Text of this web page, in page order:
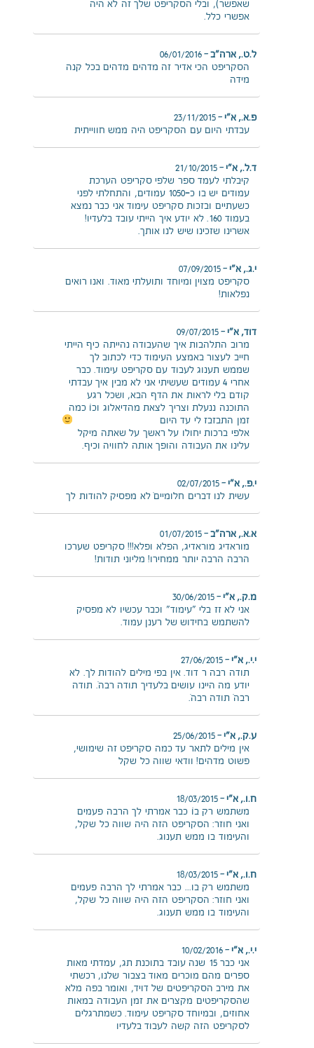
שאפשר), ובלי הסקריפט שלך זה לא היה
אפשרי כלל.
ל.ט., ארה"ב–
06/01/2016
הסקריפט הכי אדיר זה מדהים מדהים בכל קנה
מידה
פ.א., א"י–
23/11/2015
עבדתי היום עם הסקריפט היה ממש חווייתית
ד.ל., א"י–
21/10/2015
קיבלתי לעמד ספר שלפי סקריפט הערכת
עמודים יש בו כ-1050 עמודים, והתחלתי לפני
כשעתיים ובזכות סקריפט עימוד אני כבר נמצא
בעמוד 160. לא יודע איך הייתי עובד בלעדיו!
אשרינו שזכינו שיש לנו אותך.
י.ג., א"י–
07/09/2015
סקריפט מצוין ומיוחד ותועלתי מאוד. ואנו רואים
נפלאות!
דוד, א"י–
09/07/2015
מרוב התלהבות איך שהעבודה נהייתה כיף הייתי
חייב לעצור באמצע העימוד כדי לכתוב לך
שממש תענוג לעבוד עם סקריפט עימוד. כבר
אחרי 4 עמודים שעשיתי אני לא מבין איך עבדתי
קודם בלי לראות את הדף הבא, ושכל רגע
התוכנה ננעלת וצריך לצאת מהדיאלוג וכו… כמה
זמן התבזבז לי עד היום
אלפי ברכות יחולו על ראשך על שאתה מיקל
עלינו את העבודה והופך אותה לחוויה וכיף.
י.פ., א"י–
02/07/2015
עשית לנו דברים חלומיים… לא מפסיק להודות לך​
א.א., ארה"ב–
01/07/2015
מוראדיג מוראדיג, הפלא ופלא!!! סקריפט שערכו
הרבה הרבה יותר ממחירו! מליוני תודות!
מ.ק., א"י–
30/06/2015
אני לא זז בלי "עימוד" וכבר עכשיו לא מפסיק
להשתמש בחידוש של רענן עמוד.
י.י., א"י–
27/06/2015
תודה רבה ר דוד. אין בפי מילים להודות לך. לא
יודע מה היינו עושים בלעדיך תודה רבה…. תודה
רבה… תודה רבה….
ע.ק., א"י–
25/06/2015
אין מילים לתאר עד כמה סקריפט זה שימושי,
פשוט מדהים! וודאי שווה כל שקל
ח.ו., א"י–
18/03/2015
משתמש רק בו… כבר אמרתי לך הרבה פעמים
ואני חוזר: הסקריפט הזה היה שווה כל שקל,
והעימוד בו ממש תענוג.
ח.ו., א"י–
18/03/2015
משתמש רק בו... כבר אמרתי לך הרבה פעמים
ואני חוזר: הסקריפט הזה היה שווה כל שקל,
והעימוד בו ממש תענוג.
י.י., א"י–
10/02/2016
אני כבר 15 שנה עובד בתוכנת תג, עמדתי מאות
ספרים מהם מוכרים מאוד בצבור שלנו, רכשתי
את מירב הסקריפטים של דויד, ואומר בפה מלא
שהסקריפטים מקצרים את זמן העבודה במאות
אחוזים, ובמיוחד סקריפט עימוד. כשמתרגלים
לסקריפט הזה קשה לעבוד בלעדיו